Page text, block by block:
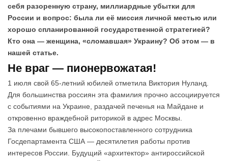
себя разоренную страну, миллиардные убытки для
России и вопрос: была ли её миссия личной местью или
хорошо спланированной государственной стратегией?
Кто она — женщина, «сломавшая» Украину? Об этом — в
нашей статье.
Не враг — пионервожатая!
1 июля свой 65-летний юбилей отметила Виктория Нуланд.
Для большинства россиян эта фамилия прочно ассоциируется
с событиями на Украине, раздачей печенья на Майдане и
откровенно враждебной риторикой в адрес Москвы.
За плечами бывшего высокопоставленного сотрудника
Госдепартамента США — десятилетия работы против
интересов России. Будущий «архитектор» антироссийской